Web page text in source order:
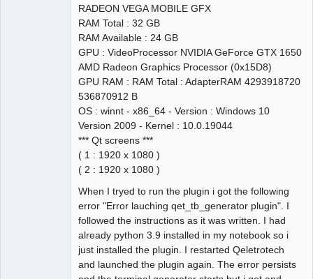
RADEON VEGA MOBILE GFX
RAM Total : 32 GB
RAM Available : 24 GB
GPU : VideoProcessor NVIDIA GeForce GTX 1650
AMD Radeon Graphics Processor (0x15D8)
GPU RAM : RAM Total : AdapterRAM 4293918720
536870912 B
OS : winnt - x86_64 - Version : Windows 10
Version 2009 - Kernel : 10.0.19044
*** Qt screens ***
( 1 : 1920 x 1080 )
( 2 : 1920 x 1080 )
When I tryed to run the plugin i got the following
error "Error lauching qet_tb_generator plugin". I
followed the instructions as it was written. I had
already python 3.9 installed in my notebook so i
just installed the plugin. I restarted Qeletrotech
and launched the plugin again. The error persists